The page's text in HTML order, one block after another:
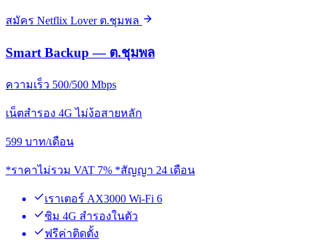
สมัคร Netflix Lover ต.ชุมพล
Smart Backup — ต.ชุมพล
ความเร็ว 500/500 Mbps
เน็ตสำรอง 4G ไม่ง้อสายหลัก
599 บาท/เดือน
*ราคาไม่รวม VAT 7% *สัญญา 24 เดือน
เราเตอร์ AX3000 Wi-Fi 6
ซิม 4G สำรองในตัว
ฟรีค่าติดตั้ง